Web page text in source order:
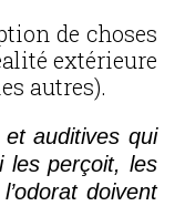
de choses
extérieure
autres).
auditives qui
les perçoit, les
doivent